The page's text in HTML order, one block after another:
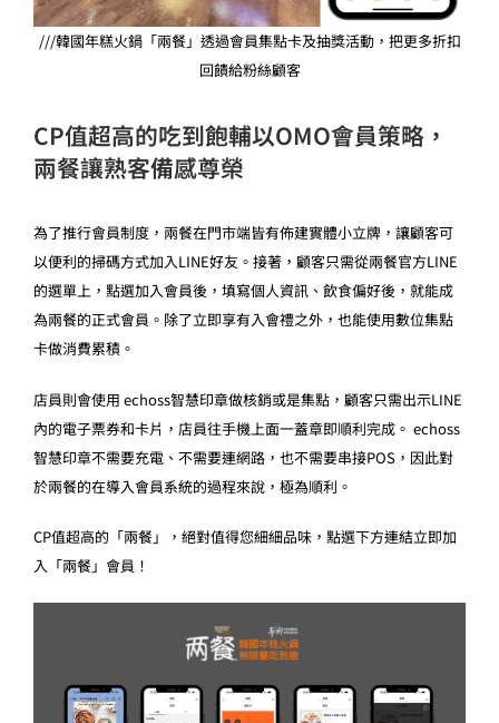
///韓國年糕火鍋「兩餐」透過會員集點卡及抽獎活動，把更多折扣
回饋給粉絲顧客
CP值超高的吃到飽輔以OMO會員策略，
兩餐讓熟客備感尊榮
為了推行會員制度，兩餐在門市端皆有佈建實體小立牌，讓顧客可
以便利的掃碼方式加入LINE好友。接著，顧客只需從兩餐官方LINE
的選單上，點選加入會員後，填寫個人資訊、飲食偏好後，就能成
為兩餐的正式會員。除了立即享有入會禮之外，也能使用數位集點
卡做消費累積。
店員則會使用 echoss智慧印章做核銷或是集點，顧客只需出示LINE
內的電子票券和卡片，店員往手機上面一蓋章即順利完成。 echoss
智慧印章不需要充電、不需要連網路，也不需要串接POS，因此對
於兩餐的在導入會員系統的過程來說，極為順利。
CP值超高的「兩餐」，絕對值得您細細品味，點選下方連結立即加
入「兩餐」會員！